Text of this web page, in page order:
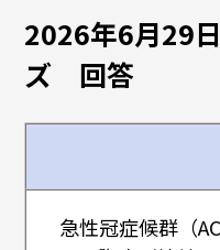
2026年6月29
ズ 回答
急性冠症候群（